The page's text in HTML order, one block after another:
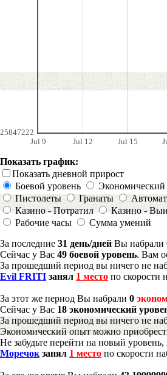
Jul 9 Jul 12 Jul 15
25847222
Показать график:
Показать дневной прирост
Боевой уровень
Экономический
Пистолеты
Гранаты
Казино - Потратил
Казино -
Рабочие часы
Сумма умений
За последние 31 день/дней Вы набрали
Сейчас у Вас 49 боевой уровень. Вам
За прошедший период вы ничего не
Evil FRITI занял 1 место по скорости
За этот же период Вы набрали 0
Сейчас у Вас 18 экономический
За прошедший период вы ничего не
Экономический опыт можно
Не забудьте перейти на новый
Моречок занял 1 место по скорости